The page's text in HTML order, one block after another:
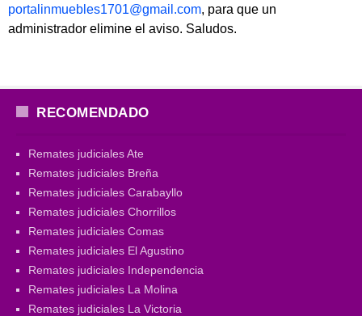
portalinmuebles1701@gmail.com, para que un
administrador elimine el aviso. Saludos.
RECOMENDADO
Remates judiciales Ate
Remates judiciales Breña
Remates judiciales Carabayllo
Remates judiciales Chorrillos
Remates judiciales Comas
Remates judiciales El Agustino
Remates judiciales Independencia
Remates judiciales La Molina
Remates judiciales La Victoria